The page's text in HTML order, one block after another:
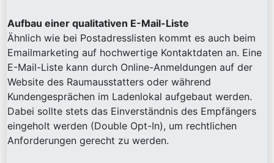
Aufbau einer qualitativen E-Mail-Liste
Ähnlich wie bei Postadresslisten kommt es auch beim
Emailmarketing auf hochwertige Kontaktdaten an. Eine
E-Mail-Liste kann durch Online-Anmeldungen auf der
Website des Raumausstatters oder während
Kundengesprächen im Ladenlokal aufgebaut werden.
Dabei sollte stets das Einverständnis des Empfängers
eingeholt werden (Double Opt-In), um rechtlichen
Anforderungen gerecht zu werden.